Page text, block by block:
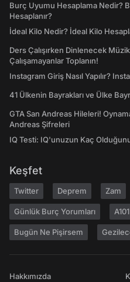
Burç Uyumu Hesaplama Nedir?
Hesaplanır?
İdeal Kilo Nedir? İdeal Kilo
Ders Çalışırken Dinlenecek
Çalışamayanlar Toplanın!
Instagram Giriş Nasıl Yapılır?
41 Ülkenin Bayrakları ve Ülke
GTA San Andreas Hileleri!
Andreas Şifreleri
IQ Testi: IQ'unuzun Kaç
Keşfet
Twitter Deprem Zam
Günlük Burç Yorumları A101
Bugün Ne Pişirsem
Hakkımızda